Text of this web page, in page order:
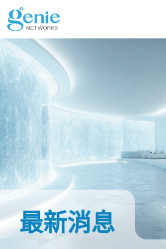
產品
GenieATM系列
GenieATM
深度流量透析與超高速 DDoS 攻擊防護
GenieATM FLB
解決方案
AI 驅動網路安全分析
提供智能流量檢測的主動式資安防禦
內容中心
投資人專區
最新消息